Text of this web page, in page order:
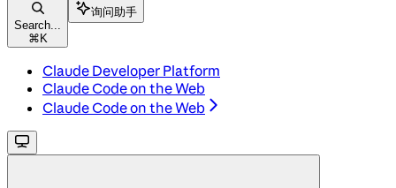
Search...
⌘ K
询问助手
Claude Developer Platform
Claude Code on the Web
Claude Code on the Web